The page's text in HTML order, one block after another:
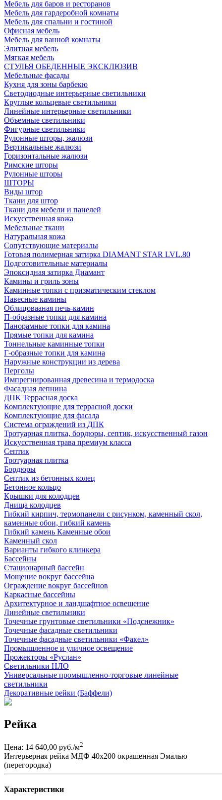
Мебель для баров и ресторанов
Мебель для гардеробной комнаты
Мебель для спальни и гостиной
Офисная мебель
Мебель для ванной комнаты
Элитная мебель
Мягкая мебель
СТУЛЬЯ ОБЕДЕННЫЕ ЭКСКЛЮЗИВ
Мебельные фасады
Кухня для зоны барбекю
Светодиодные интерьерные светильники
Круглые кольцевые светильники
Линейные интерьерные светильники
Объемные светильники
Фигурные светильники
Рулонные шторы, жалюзи
Вертикальные жалюзи
Горизонтальные жалюзи
Римские шторы
Рулонные шторы
ШТОРЫ
Виды штор
Ткани для штор
Ткани для мебели и панелей
Искусственная кожа
Мебельные ткани
Натуральная кожа
Сопутствующие материалы
Готовая полимерная затирка DIAMANT STAR LVL.80
Подготовительные материалы
Эпоксидная затирка Диамант
Камины и гриль зоны
Каминные топки с призматическим стеклом
Навесные камины
Облицовааная печь-камин
П-образные топки для камина
Панорамные топки для камина
Прямые топки для камина
Тоннельные каминные топки
Г-образные топки для камина
Наружные конструкции из дерева
Перголы
Импрегнированная древесина и термодоска
Фасадная лепнина
ДПК Террасная доска
Комплектующие для террасной доски
Комплектующие для фасада
Система ограждений из ДПК
Тротуарная плитка, бордюры, септик, искусственный газон
Искусственная трава премиум класса
Септик
Тротуарная плитка
Бордюры
Септик из бетонных колец
Бетонное кольцо
Крышки для колодцев
Днища колодцев
Гибкий кирпич, термопанели с рисунком, каменный скол,
каменные обои, гибкий камень
Гибкий камень Каменные обои
Каменный скол
Варианты гибкого клинкера
Бассейны
Стационарный бассейн
Мощение вокруг бассейна
Ограждение вокруг бассейнов
Каркасные бассейны
Архитектурное и ландшафтное освещение
Линейные светильники
Точечные грунтовые светильники «Подснежник»
Точечные фасадные светильники
Точечные фасадные светильники «Факел»
Промышленное и уличное освещение
Прожекторы «Руслан»
Светильники НЛО
Универсальные промышленно-торговые линейные
светильники
Декоративные рейки (Баффели)
Рейка
Цена: 14 640,00 руб./м2
Интерьерная рейка МДФ 40х200 окрашенная Эмалью
(перегородка)
Характеристики